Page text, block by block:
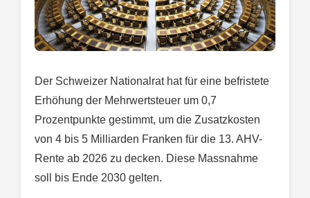
Der Schweizer Nationalrat hat für eine befristete
Erhöhung der Mehrwertsteuer um 0,7
Prozentpunkte gestimmt, um die Zusatzkosten
von 4 bis 5 Milliarden Franken für die 13. AHV-
Rente ab 2026 zu decken. Diese Massnahme
soll bis Ende 2030 gelten.